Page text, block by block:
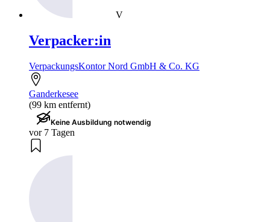
V
Verpacker:in
VerpackungsKontor Nord GmbH & Co. KG
Ganderkesee
(99 km entfernt)
Keine Ausbildung notwendig
vor 7 Tagen